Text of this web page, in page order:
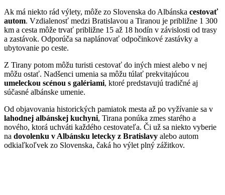
Ak má niekto rád výlety, môže zo Slovenska do Albánska cestovať
autom. Vzdialenosť medzi Bratislavou a Tiranou je približne 1 300
km a cesta môže trvať približne 15 až 18 hodín v závislosti od trasy
a zastávok. Odporúča sa naplánovať odpočinkové zastávky a
ubytovanie po ceste.
Z Tirany potom môžu turisti cestovať do iných miest alebo v nej
môžu ostať. Nadšenci umenia sa môžu túlať prekvitajúcou
umeleckou scénou s galériami, ktoré predstavujú tradičné aj
súčasné albánske umenie.
Od objavovania historických pamiatok mesta až po vyžívanie sa v
lahodnej albánskej kuchyni, Tirana ponúka zmes starého a
nového, ktorá uchváti každého cestovateľa. Či už sa niekto vyberie
na dovolenku v Albánsku letecky z Bratislavy alebo autom
odkiaľkoľvek zo Slovenska, čaká ho výlet plný zážitkov.